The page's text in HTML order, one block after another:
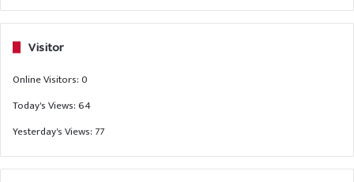
Visitor
Online Visitors:0
Today's Views:64
Yesterday's Views: 77